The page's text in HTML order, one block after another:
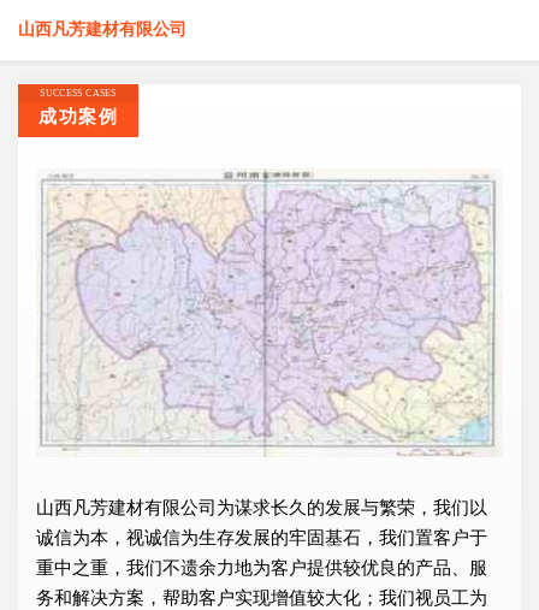
山西凡芳建材有限公司
SUCCESS CASES
成功案例
山西凡芳建材有限公司为谋求长久的发展与繁荣，我们以
诚信为本，视诚信为生存发展的牢固基石，我们置客户于
重中之重，我们不遗余力地为客户提供较优良的产品、服
务和解决方案，帮助客户实现增值较大化；我们视员工为